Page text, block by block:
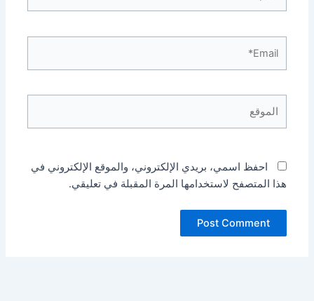
احفظ اسمي، بريدي الإلكتروني، والموقع الإلكتروني في
هذا المتصفح لاستخدامها المرة المقبلة في تعليقي.